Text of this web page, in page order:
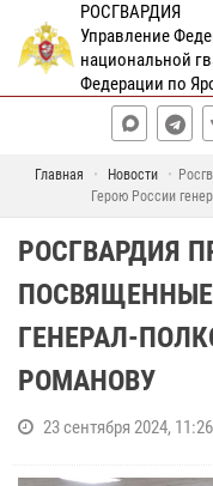
РОСГВАРДИЯ
Управление
национальной
Федерации по
Главная Новости
Герою России
РОСГВАРДИЯ
ГЕНЕРАЛ-
РОМАНОВУ
23 сентября 2024, 11:26